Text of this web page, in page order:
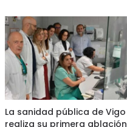
La sanidad pública de Vigo
realiza su primera ablación